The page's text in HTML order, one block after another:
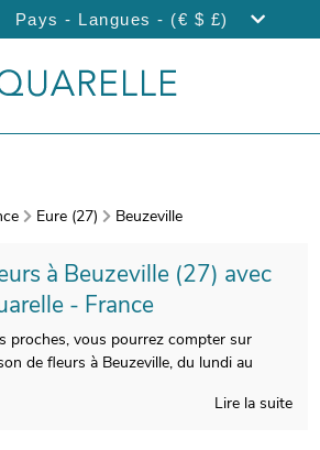
Pays - Langues - (€ $ £)
Eure (27) Beuzeville
à Beuzeville (27) avec
- France
proches, vous pourrez compter sur
de fleurs à Beuzeville, du lundi au
Lire la suite